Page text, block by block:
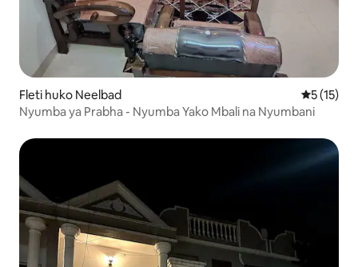
Fleti huko Neelbad Ukadiriaji
5 (15)
Nyumba ya Prabha - Nyumba Yako Mbali na Nyumbani